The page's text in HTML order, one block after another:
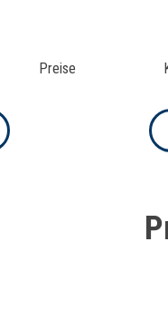
Preise